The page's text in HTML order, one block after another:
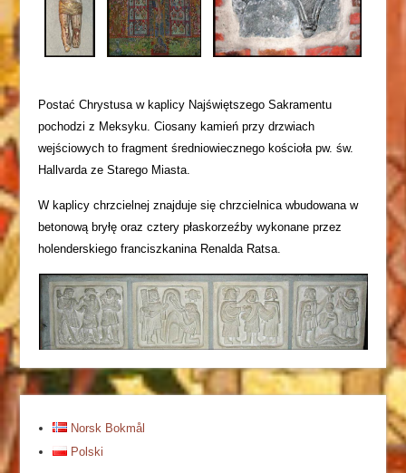
Postać Chrystusa w kaplicy Najświętszego Sakramentu
pochodzi z Meksyku. Ciosany kamień przy drzwiach
wejściowych to fragment średniowiecznego kościoła pw. św.
Hallvarda ze Starego Miasta.
W kaplicy chrzcielnej znajduje się chrzcielnica wbudowana w
betonową bryłę oraz cztery płaskorzeźby wykonane przez
holenderskiego franciszkanina Renalda Ratsa.
Norsk Bokmål
Polski